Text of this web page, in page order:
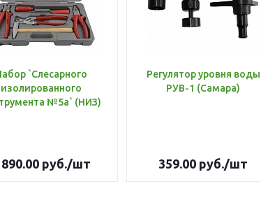
`Слесарного
изолированного
инструмента №5а` (НИЗ)
руб./шт
Регулятор уровня воды
РУВ-1 (Самара)
359.00 руб./шт